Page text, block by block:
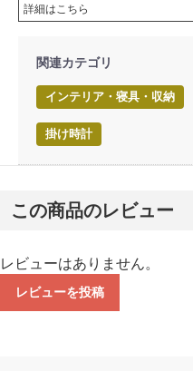
詳細はこちら
関連カテゴリ
インテリア・寝具・収納
掛け時計
この商品のレビュー
レビューはありません。
レビューを投稿